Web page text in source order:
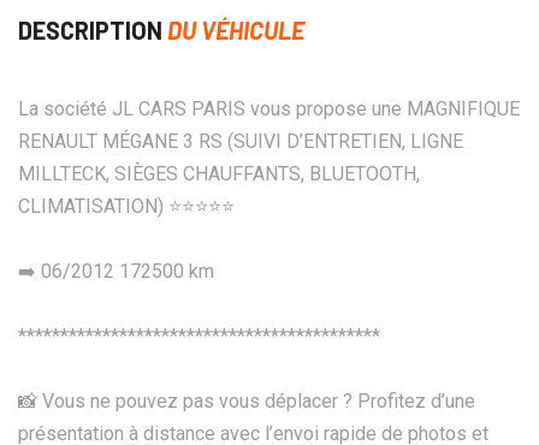
DESCRIPTION DU VÉHICULE
La société JL CARS PARIS vous propose une MAGNIFIQUE
RENAULT MÉGANE 3 RS (SUIVI D’ENTRETIEN, LIGNE
MILLTECK, SIÈGES CHAUFFANTS, BLUETOOTH,
CLIMATISATION) ⭐️⭐️⭐️⭐️⭐️
➡️ 06/2012 172500 km
*******************************************
📸 Vous ne pouvez pas vous déplacer ? Profitez d’une
présentation à distance avec l’envoi rapide de photos et